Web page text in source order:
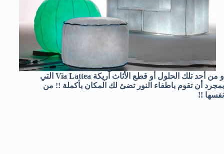
و من أحد تلك الحلول أو قطع الأثاث آريكة Via Lattea التي
بمجرد أن تقوم باطفاء النور تضئ لك المكان بأكملة !! من
نفسها !!